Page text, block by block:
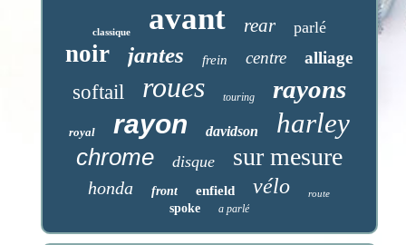
classique avant rear parlé
noir jantes frein centre alliage
softail roues touring rayons
royal rayon davidson harley
chrome disque sur mesure
honda front enfield vélo route
spoke a parlé